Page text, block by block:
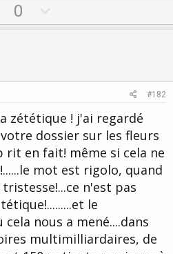
p
t
0
o
v
e
#182
zététique ! j'ai regardé
dossier sur les fleurs
rit en fait! même si cela ne
mot est rigolo, quand
n'est pas
le
nous a mené....dans
multimilliardaires, de